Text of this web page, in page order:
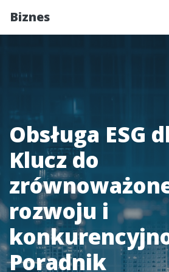
Biznes
Obsługa ESG
Klucz do
rozwoju i
Poradnik